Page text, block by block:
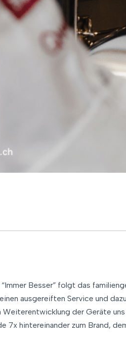
Besser” folgt das
ausgereiften Service und
Weiterentwicklung der Geräte
7x hintereinander zum Brand,